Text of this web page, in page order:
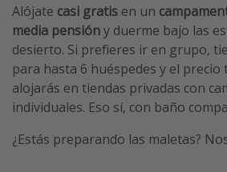
Alójate casi gratis en un
media pensióny duerme bajo las
desierto. Si prefieres ir en grupo,
para hasta 6 huéspedes y el precio
alojarás en tiendas privadas con
individuales. Eso sí, con baño
¿Estás preparando las maletas?